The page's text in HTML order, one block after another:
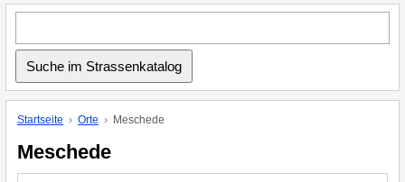
Startseite Orte Meschede
Meschede